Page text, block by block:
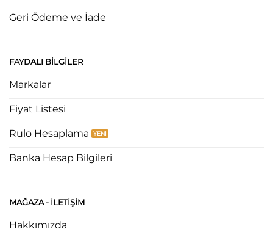
Geri Ödeme ve İade
FAYDALI BILGILER
Markalar
Fiyat Listesi
Rulo Hesaplama
Banka Hesap Bilgileri
MAĞAZA - ILETIŞIM
Hakkımızda